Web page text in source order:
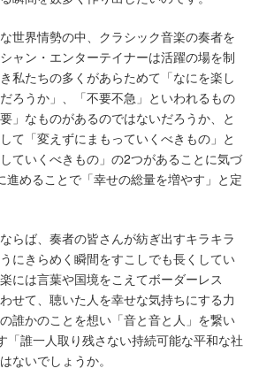
世界情勢の中、クラシック音楽の奏者を
ャン・エンターテイナーは活躍の場を制
私たちの多くがあらためて「なにを楽し
ろうか」、「不要不急」といわれるもの
」なものがあるのではないだろうか、と
て「変えずにまもっていくべきもの」と
ていくべきもの」の2つがあることに気づ
進めることで「幸せの総量を増やす」と定
らば、奏者の皆さんが紡ぎ出すキラキラ
にきらめく瞬間をすこしでも長くしてい
には言葉や国境をこえてボーダーレス
せて、聴いた人を幸せな気持ちにする力
誰かのことを想い「音と音と人」を繋い
「誰一人取り残さない持続可能な平和な社
ないでしょうか。